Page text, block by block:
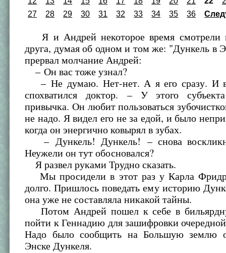
27
28 29 30 31 32 33 34 35 36
Я и Андрей некоторое время смотрели
друга, думая об одном и том же: "Дункель в
прервал молчание Андрей:
– Он вас тоже узнал?
– Не думаю. Нет-нет. А я его сразу. И
спохватился доктор. – У этого
привычка. Он любит пользоваться
не надо. Я видел его не за едой, и было
когда он энергично ковырял в зубах.
– Дункель! Дункель! – снова
Неужели он тут обосновался?
Я развел руками Трудно сказать.
Мы просидели в этот раз у Карла
долго. Пришлось поведать ему историю
она уже не составляла никакой тайны.
Потом Андрей пошел к себе в
пойти к Геннадию для зашифровки
Надо было сообщить на Большую землю
Энске Дункеля.